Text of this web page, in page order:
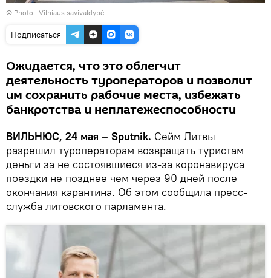
© Photo : Vilniaus savivaldybė
Подписаться
Ожидается, что это облегчит
деятельность туроператоров и позволит
им сохранить рабочие места, избежать
банкротства и неплатежеспособности
ВИЛЬНЮС, 24 мая – Sputnik. Сейм Литвы
разрешил туроператорам возвращать туристам
деньги за не состоявшиеся из-за коронавируса
поездки не позднее чем через 90 дней после
окончания карантина. Об этом сообщила пресс-
служба литовского парламента.